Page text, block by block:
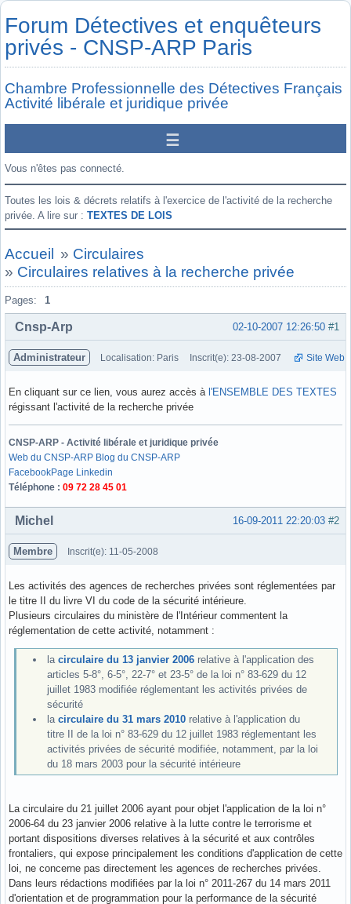
Forum Détectives et enquêteurs
privés - CNSP-ARP Paris
Chambre Professionnelle des Détectives Français
Activité libérale et juridique privée
Vous n'êtes pas connecté.
Toutes les lois & décrets relatifs à l'exercice de l'activité de la recherche
privée. A lire sur : TEXTES DE LOIS
Accueil » Circulaires
» Circulaires relatives à la recherche privée
Pages: 1
#1
02-10-2007 12:26:50
Cnsp-Arp
Administrateur Localisation: Paris Inscrit(e): 23-08-2007 Site Web
En cliquant sur ce lien, vous aurez accès à l'ENSEMBLE DES TEXTES
régissant l'activité de la recherche privée
CNSP-ARP - Activité libérale et juridique privée
Web du CNSP-ARP Blog du CNSP-ARP
FacebookPage Linkedin
Téléphone : 09 72 28 45 01
Hors ligne #2
16-09-2011 22:20:03
Michel
Membre Inscrit(e): 11-05-2008
Les activités des agences de recherches privées sont réglementées par
le titre II du livre VI du code de la sécurité intérieure.
Plusieurs circulaires du ministère de l'Intérieur commentent la
réglementation de cette activité, notamment :
la circulaire du 13 janvier 2006 relative à l'application des
articles 5-8°, 6-5°, 22-7° et 23-5° de la loi n° 83-629 du 12
juillet 1983 modifiée réglementant les activités privées de
sécurité
la circulaire du 31 mars 2010 relative à l'application du
titre II de la loi n° 83-629 du 12 juillet 1983 réglementant les
activités privées de sécurité modifiée, notamment, par la loi
du 18 mars 2003 pour la sécurité intérieure
La circulaire du 21 juillet 2006 ayant pour objet l'application de la loi n°
2006-64 du 23 janvier 2006 relative à la lutte contre le terrorisme et
portant dispositions diverses relatives à la sécurité et aux contrôles
frontaliers, qui expose principalement les conditions d'application de cette
loi, ne concerne pas directement les agences de recherches privées.
Dans leurs rédactions modifiées par la loi n° 2011-267 du 14 mars 2011
d'orientation et de programmation pour la performance de la sécurité